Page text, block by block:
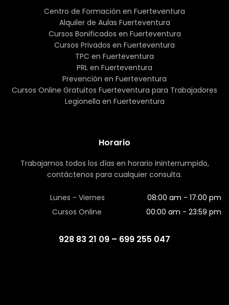
He leído y acepto el aviso legal, política de cookies y
la política de privacidad
Aviso Legalpara leerlo.
Clic enPolítica de Privacidadpara leerla.
Política de Cookiespara leerla.
consentimiento. - Comunicación de los datos: No se
legal. - Destinatarios: Los usuarios que consulten. -
Derechos: Acceso, rectificación o supresión, limitación del
Protección de datos rgpd@e2formacion.com Este sitio
información sobre las consultas recibidas en formularios
Centro de Formación en Fuerteventura
Alquiler de Aulas Fuerteventura
Cursos Bonificados en Fuerteventura
Cursos Privados en Fuerteventura
TPC en Fuerteventura
PRL en Fuerteventura
Prevención en Fuerteventura
Cursos Online Gratuitos Fuerteventura para Trabajadores
Legionella en Fuerteventura
Horario
Trabajamos todos los días en horario ininterrumpido,
contáctenos para cualquier consulta.
Lunes - Viernes
08:00 am - 17:00 pm
Cursos Online
00:00 am - 23:59 pm
928 83 21 09 – 699 255 047